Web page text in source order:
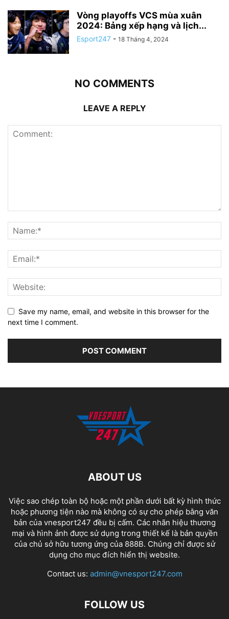
Vòng playoffs VCS mùa xuân
2024: Bảng xếp hạng và lịch...
Esport247 - 18 Tháng 4, 2024
NO COMMENTS
LEAVE A REPLY
Save my name, email, and website in this browser for the
next time I comment.
ABOUT US
Việc sao chép toàn bộ hoặc một phần dưới bất kỳ hình thức
hoặc phương tiện nào mà không có sự cho phép bằng văn
bản của vnesport247 đều bị cấm. Các nhãn hiệu thương
mại và hình ảnh được sử dụng trong thiết kế là bản quyền
của chủ sở hữu tương ứng của 888B. Chúng chỉ được sử
dụng cho mục đích hiển thị website.
Contact us: admin@vnesport247.com
FOLLOW US